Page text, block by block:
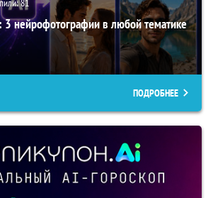
81
3 нейрофотографии в любой тематике
ПОДРОБНЕЕ